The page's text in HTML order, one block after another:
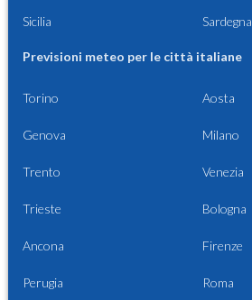
Sicilia Sardegna
Previsioni meteo per le città italiane
Torino Aosta
Genova Milano
Trento Venezia
Trieste Bologna
Ancona Firenze
Perugia Roma